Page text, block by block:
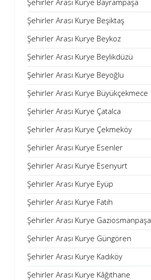
Şehirler Arası Kurye Bayrampaşa
Şehirler Arası Kurye Beşiktaş
Şehirler Arası Kurye Beykoz
Şehirler Arası Kurye Beylikdüzü
Şehirler Arası Kurye Beyoğlu
Şehirler Arası Kurye Büyükçekmece
Şehirler Arası Kurye Çatalca
Şehirler Arası Kurye Çekmeköy
Şehirler Arası Kurye Esenler
Şehirler Arası Kurye Esenyurt
Şehirler Arası Kurye Eyüp
Şehirler Arası Kurye Fatih
Şehirler Arası Kurye Gaziosmanpaşa
Şehirler Arası Kurye Güngören
Şehirler Arası Kurye Kadıköy
Şehirler Arası Kurye Kâğıthane